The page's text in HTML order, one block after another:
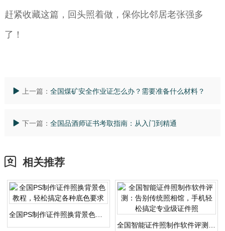
赶紧收藏这篇，回头照着做，保你比邻居老张强多
了！
上一篇： 全国煤矿安全作业证怎么办？需要准备什么材料？
下一篇： 全国品酒师证书考取指南：从入门到精通
相关推荐
全国PS制作证件照换背景色教程，轻松搞定各种底色要求